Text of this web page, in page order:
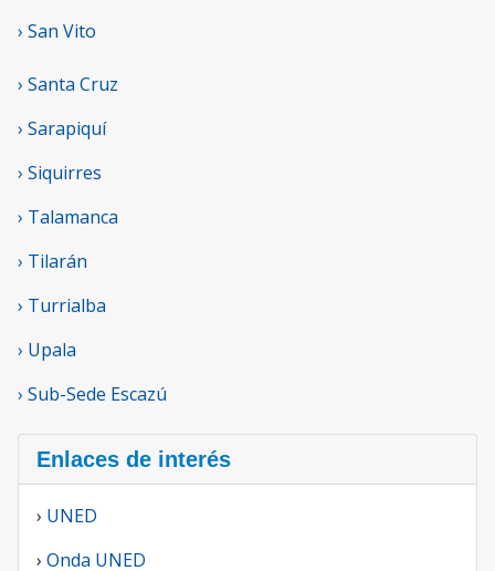
› San Vito
› Santa Cruz
› Sarapiquí
› Siquirres
› Talamanca
› Tilarán
› Turrialba
› Upala
› Sub-Sede Escazú
Enlaces de interés
› UNED
› Onda UNED